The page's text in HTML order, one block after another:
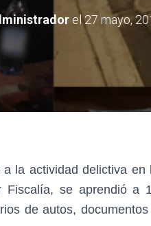
el27 mayo,
la actividad delictiva en
Fiscalía, se aprendió a
de autos,